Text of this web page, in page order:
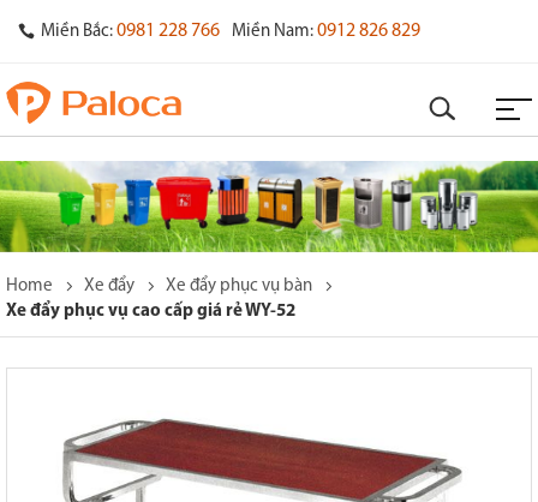
Miền Bắc: 0981 228 766 Miền Nam: 0912 826 829
Home Xe đẩy
Xe đẩy phục vụ bàn
Xe đẩy phục vụ cao cấp giá rẻ WY-52